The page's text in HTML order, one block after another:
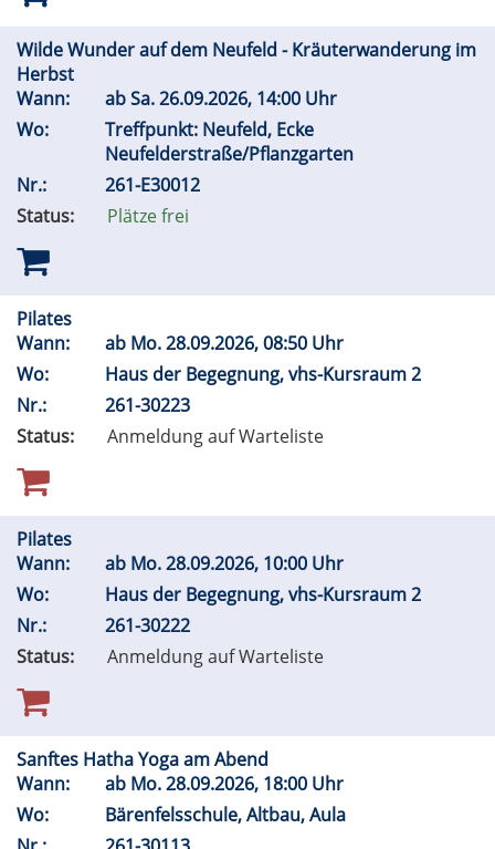
Wilde Wunder auf dem Neufeld - Kräuterwanderung im
Herbst
Wann:
abSa.26.09.2026, 14:00 Uhr
Wo:
Treffpunkt: Neufeld, Ecke
Neufelderstraße/Pflanzgarten
Nr.:
261-E30012
Status:
Plätze frei
Pilates
Wann:
ab Mo.28.09.2026, 08:50 Uhr
Wo:
Haus der Begegnung, vhs-Kursraum 2
Nr.:
261-30223
Status:
Anmeldung auf Warteliste
Pilates
Wann:
ab Mo.28.09.2026, 10:00 Uhr
Wo:
Haus der Begegnung, vhs-Kursraum 2
Nr.:
261-30222
Status:
Anmeldung auf Warteliste
Sanftes Hatha Yoga am Abend
Wann:
ab Mo.28.09.2026, 18:00 Uhr
Wo:
Bärenfelsschule, Altbau, Aula